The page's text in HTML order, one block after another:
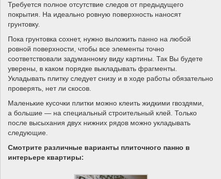
Требуется полное отсутствие следов от предыдущего
покрытия. На идеально ровную поверхность наносят
грунтовку.
Пока грунтовка сохнет, нужно выложить панно на любой
ровной поверхности, чтобы все элементы точно
соответствовали задуманному виду картины. Так Вы будете
уверены, в каком порядке выкладывать фрагменты.
Укладывать плитку следует снизу и в ходе работы обязательно
проверять, нет ли скосов.
Маленькие кусочки плитки можно клеить жидкими гвоздями,
а большие — на специальный строительный клей. Только
после высыхания двух нижних рядов можно укладывать
следующие.
Смотрите различные варианты плиточного панно в
интерьере квартиры: